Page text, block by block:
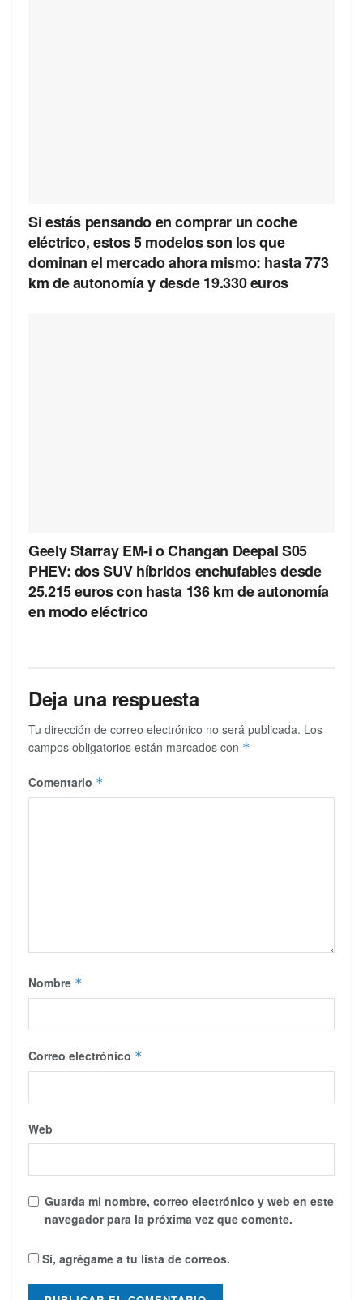
Si estás pensando en comprar un coche
eléctrico, estos 5 modelos son los que
dominan el mercado ahora mismo: hasta 773
km de autonomía y desde 19.330 euros
Geely Starray EM-i o Changan Deepal S05
PHEV: dos SUV híbridos enchufables desde
25.215 euros con hasta 136 km de autonomía
en modo eléctrico
Deja una respuesta
Tu dirección de correo electrónico no será publicada. Los
campos obligatorios están marcados con *
Comentario *
Nombre *
Correo electrónico *
Web
Guarda mi nombre, correo electrónico y web en este
navegador para la próxima vez que comente.
Sí, agrégame a tu lista de correos.